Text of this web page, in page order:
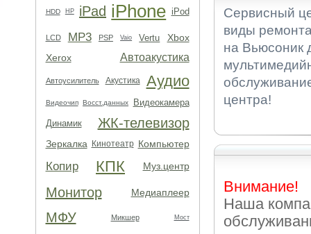
HDD HP iPad iPhone iPod
LCD MP3 PSP Vaio Vertu
Xbox
Xerox
Автоакустика
Автоусилитель Акустика Аудио
Видеочип Восст.данных
Видеокамера
Динамик
ЖК-телевизор
Зеркалка Кинотеатр Компьютер
Копир КПК Муз.центр
Монитор Медиаплеер
МФУ Микшер Мост
Сервисный
виды
на Вьюсоник
центра!
Внимание!
Наша